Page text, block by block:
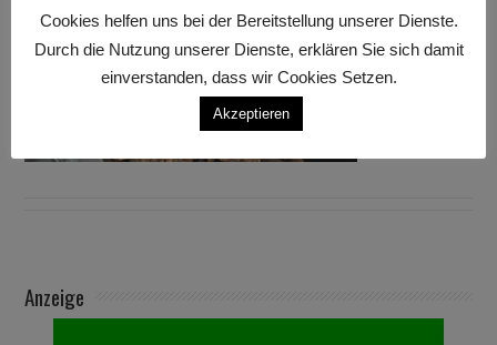
Anzeige
Cookies helfen uns bei der Bereitstellung unserer Dienste.
Durch die Nutzung unserer Dienste, erklären Sie sich damit
einverstanden, dass wir Cookies Setzen.
Akzeptieren